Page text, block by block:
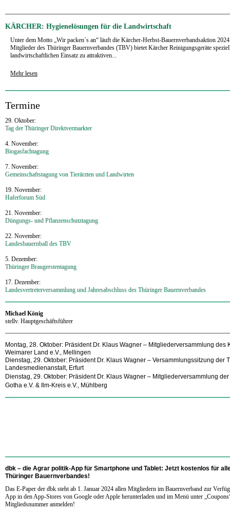
KÄRCHER: Hygienelösungen für die Landwirtschaft
Unter dem Motto „Wir packen´s an“ läuft die Kärcher-Herbst-Bauernverbandsaktion
Mitglieder des Thüringer Bauernverbandes (TBV) bietet Kärcher Reinigungsgeräte
landwirtschaftlichen Einsatz zu attraktiven...
Mehr lesen
‍Termine
29. Oktober:
Tag der Thüringer Direktvermarkter
4. November:
Biogasfachtagung
7. November:
Gemeinschaftstagung von Tierärzten und Landwirten
19. November:
Haferforum Süd
21. November:
Düngungs- und Pflanzenschutztagung
22. November:
Landesbauernball des TBV
5. Dezember:
Thüringer Braugerstentagung
17. Dezember:
Landesvertreterversammlung und Jahresabschluss des Thüringer Bauernverbandes
Michael König
stellv. Hauptgeschäftsführer
Montag, 28. Oktober: Präsident Dr. Klaus Wagner – Mitgliederversammlung des
Weimarer Land e.V., Mellingen
Dienstag, 29. Oktober: Präsident Dr. Klaus Wagner – Versammlungssitzung der
Landesmedienanstalt, Erfurt
Dienstag, 29. Oktober: Präsident Dr. Klaus Wagner – Mitgliederversammlung
Gotha e.V. & Ilm-Kreis e.V., Mühlberg
dbk – die Agrar politik-App für Smartphone und Tablet: Jetzt kostenlos für
Thüringer Bauernverbandes!
Das E-Paper der dbk steht ab 1. Januar 2024 allen Mitgliedern im Bauernverband zur
App in den App-Stores von Google oder Apple herunterladen und im Menü unter
Mitgliedsnummer anmelden!